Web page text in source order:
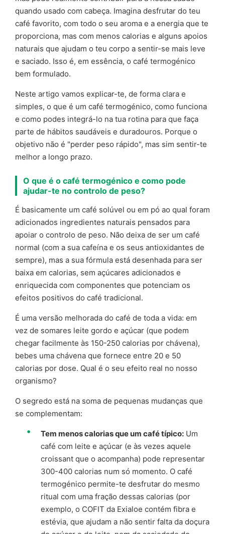
quando usado com cabeça. Imagina desfrutar do teu
café favorito, com todo o seu aroma e a energia que te
proporciona, mas com menos calorias e alguns apoios
naturais que ajudam o teu corpo a sentir-se mais leve
e saciado. Isso é, em essência, o café termogénico
bem formulado.
Neste artigo vamos explicar-te, de forma clara e
simples, o que é um café termogénico, como funciona
e como podes integrá-lo na tua rotina para que faça
parte de hábitos saudáveis e duradouros. Porque o
objetivo não é "perder peso rápido", mas sim sentir-te
melhor a longo prazo.
O que é o café termogénico e como pode
ajudar-te no controlo de peso?
É basicamente um café solúvel ou em pó ao qual foram
adicionados ingredientes naturais pensados para
apoiar o controlo de peso. Não deixa de ser um café
normal (com a sua cafeína e os seus antioxidantes de
sempre), mas a sua fórmula está desenhada para ser
baixa em calorias, sem açúcares adicionados e
enriquecida com componentes que potenciam os
efeitos positivos do café tradicional.
É uma versão melhorada do café de toda a vida: em
vez de somares leite gordo e açúcar (que podem
chegar facilmente às 150-250 calorias por chávena),
bebes uma chávena que fornece entre 20 e 50
calorias por dose. Qual é o seu efeito real no nosso
organismo?
O segredo está na soma de pequenas mudanças que
se complementam:
Tem menos calorias que um café típico:Um
café com leite e açúcar (e às vezes aquele
croissant que o acompanha) pode representar
300-400 calorias num só momento. O café
termogénico permite-te desfrutar do mesmo
ritual com uma fração dessas calorias (por
exemplo, o COFIT da Exialoe contém fibra e
estévia, que ajudam a não sentir falta da doçura